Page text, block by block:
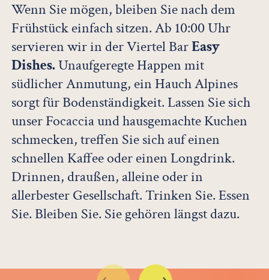
Wenn Sie mögen, bleiben Sie nach dem
Frühstück einfach sitzen. Ab 10:00 Uhr
servieren wir in der Viertel BarEasy
Dishes. Unaufgeregte Happen mit
südlicher Anmutung, ein Hauch Alpines
sorgt für Bodenständigkeit. Lassen Sie sich
unser Focaccia und hausgemachte Kuchen
schmecken, treffen Sie sich auf einen
schnellen Kaffee oder einen Longdrink.
Drinnen, draußen, alleine oder in
allerbester Gesellschaft. Trinken Sie. Essen
Sie. Bleiben Sie. Sie gehören längst dazu.